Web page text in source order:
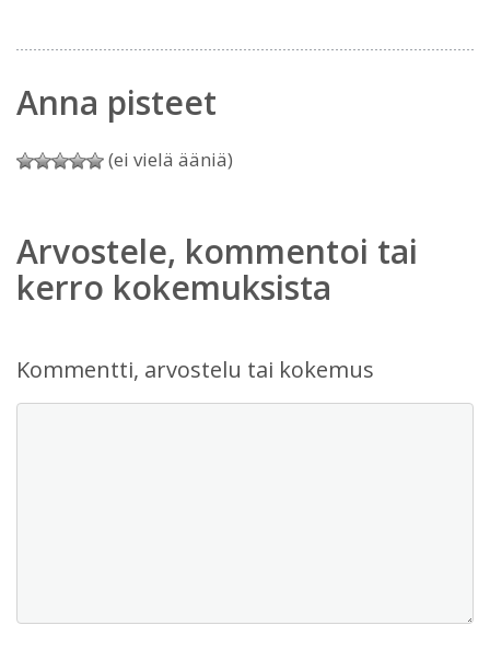
Anna pisteet
(ei vielä ääniä)
Arvostele, kommentoi tai
kerro kokemuksista
Kommentti, arvostelu tai kokemus